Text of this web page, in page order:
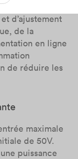
d’ajustement
de la
en ligne
de réduire les
maximale
de 50V.
puissance